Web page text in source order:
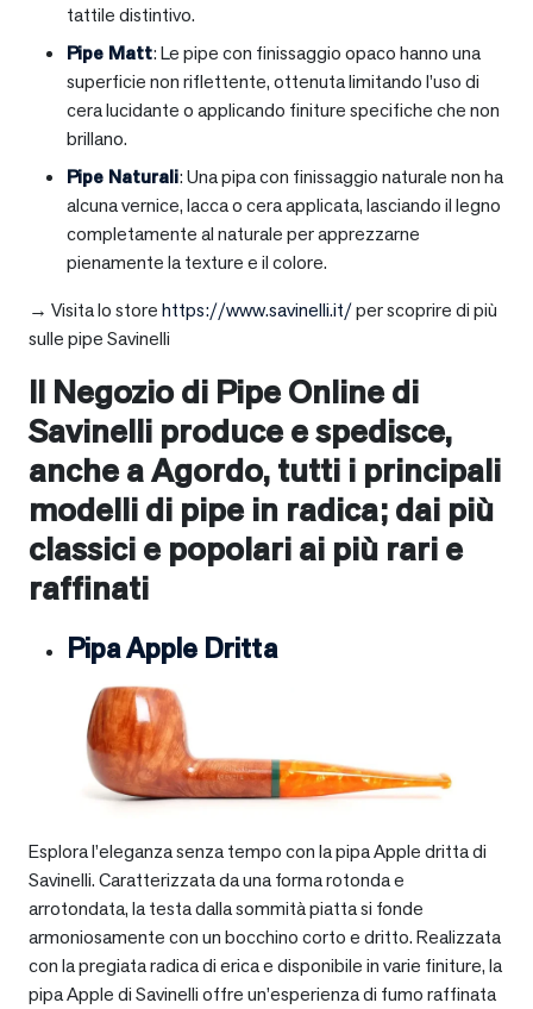
tattile distintivo.
Pipe Matt: Le pipe con finissaggio opaco hanno una
superficie non riflettente, ottenuta limitando l’uso di
cera lucidante o applicando finiture specifiche che non
brillano.
Pipe Naturali: Una pipa con finissaggio naturale non ha
alcuna vernice, lacca o cera applicata, lasciando il legno
completamente al naturale per apprezzarne
pienamente la texture e il colore.
→ Visita lo storehttps://www.savinelli.it/per scoprire di più
sulle pipe Savinelli
Il Negozio di Pipe Online di
Savinelli produce e spedisce,
anche aAgordo, tutti i principali
modelli di pipe in radica; dai più
classici e popolari ai più rari e
raffinati
Pipa Apple Dritta
Esplora l’eleganza senza tempo con la pipa Apple dritta di
Savinelli. Caratterizzata da una forma rotonda e
arrotondata, la testa dalla sommità piatta si fonde
armoniosamente con un bocchino corto e dritto. Realizzata
con la pregiata radica di erica e disponibile in varie finiture, la
pipa Apple di Savinelli offre un’esperienza di fumo raffinata